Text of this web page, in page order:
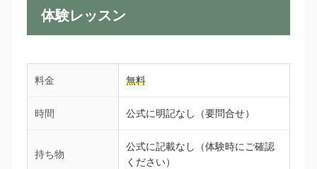
体験レッスン
料金 無料
時間 公式に明記なし（要問合せ）
持ち物
公式に記載なし（体験時にご確認
ください）